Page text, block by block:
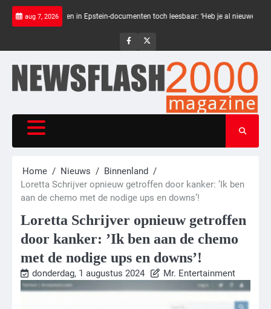
Skip
aug 7, 2026
Zwarte balken in Epstein-documenten toch leesbaar: ‘Heb je al nieuwe ongepaste
NewsFlash
Home Nieuws
Binnenland
Loretta Schrijver opnieuw getroffen door kanker: ’Ik ben
aan de chemo met de nodige ups en downs’!
Loretta Schrijver opnieuw getroffen
door kanker: ’Ik ben aan de chemo
met de nodige ups en downs’!
donderdag, 1 augustus 2024 Mr. Entertainment